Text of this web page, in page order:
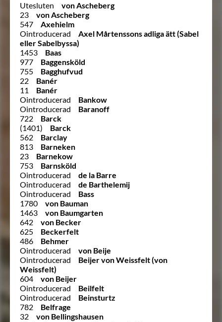
Utesluten
von Ascheberg
23
von Ascheberg
547
Axehielm
Ointroducerad
Axel Mårtenssons adliga ätt (Sabel
eller Sabelbyssa)
1453
Baas
977
Baggensköld
755
Bagghufvud
22
Banér
11
Banér
Ointroducerad
Bankow
Ointroducerad
Baranoff
722
Barck
(1401)
Barck
562
Barclay
813
Barneken
23
Barnekow
753
Barnsköld
Ointroducerad
de la Barre
Ointroducerad
de Barthelemij
Ointroducerad
Bass
1780
von Bauman
1463
von Baumgarten
642
von Becker
625
Beckerfelt
486
Behmer
Ointroducerad
von Beije
Ointroducerad
Beijer von Weissfelt (von
Weissfelt)
604
von Beijer
Ointroducerad
Beilfelt
Ointroducerad
Beinsturtz
782
Belfrage
32
von Bellingshausen